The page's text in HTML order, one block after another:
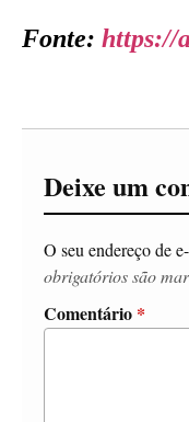
Fonte: https://
Deixe um
O seu endereço de
obrigatórios são
Comentário *